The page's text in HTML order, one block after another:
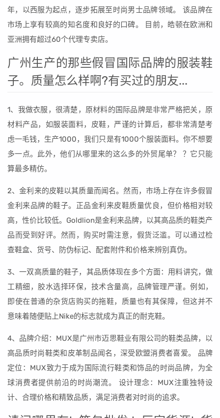
年，以西服为起点，逐步拓展至时尚男士品牌领域。 该品牌在
市场上享有较高的知名度和良好的口碑。 目前，皓顿在欧洲和
亚洲拥有超过60个代理专卖店。
广州生产的那些假冒国际品牌的服装鞋
子。质量怎么样啊?有买过的朋友...
1、我做衣服，很清楚，原材料的国际品牌是非常严格把关，原
材料产品，如服装面料，皮鞋，严谨的计算后，都非常清楚考
虑一毛钱，生产1000，我们只是有1000个服装面料。你不想要
多一点。此外，他们从哪里来的这么多的外贸尾单？ ？它只能
算最多精仿。
2、金利来的皮鞋以其质量而闻名。然而，市场上存在许多假冒
金利来品牌的鞋子。正品金利来皮鞋质量优良，但价格相对较
高，性价比较低。Goldlion是金利来品牌，以其高品质的鞋类产
品而受到好评。然而，购买时需注意，假货泛滥。可以通过检
查鞋盒、货号、防伪标记、配套附件和价格来辨别真伪。
3、一双高质量的鞋子，其品质体现在多个方面：用料讲究，做
工精细，胶水选择环保，技术含量高，品牌管理严谨。例如，
即使在普通的杂货店购买的拖鞋，质量也有其保障，但这并不
意味着随便贴上Nike的标志就成为真正的耐克鞋。
4、品牌介绍：MUX是广州市迈思鞋业有限公司的鞋类品牌，以
高品质时尚鞋类和皮革制品闻名，深受欧盟消费者喜爱。 品牌
定位：MUX致力于成为国际流行鞋类和饰品的时尚品牌，为全
球消费者提供前沿的时尚潮流。 设计理念：MUX注重独特设
计、合理价格和精致品质，满足消费者对时尚的追求。